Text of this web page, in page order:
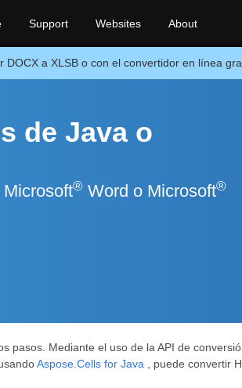
Support Websites About
DOCX a XLSB o con el convertidor en línea
de Java o
® Word o Microsoft®
pasos. Mediante el uso de la API de
Aspose.Cells for Java , puede convertir